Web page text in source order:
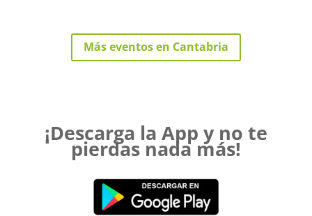
Más eventos en Cantabria
¡Descarga la App y no te
pierdas nada más!